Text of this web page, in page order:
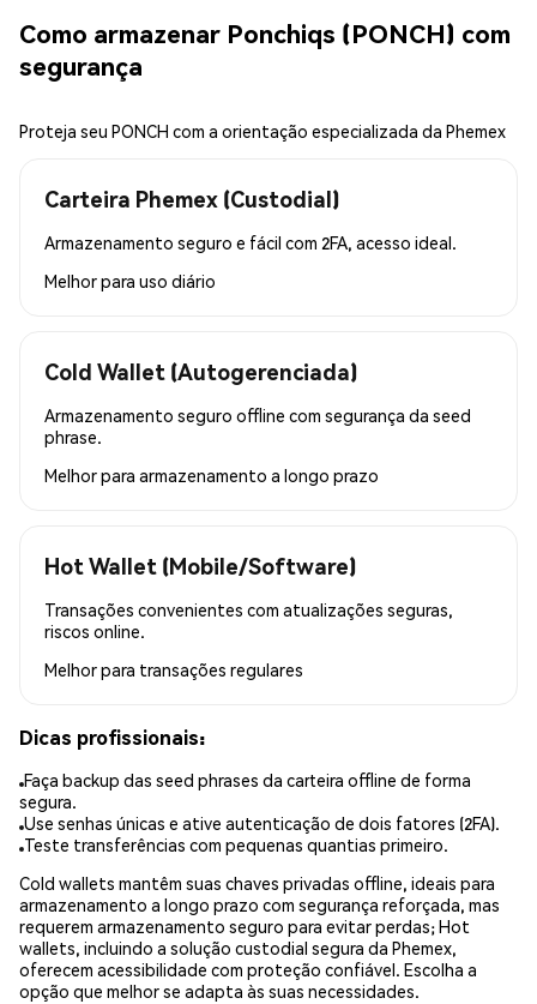
Como armazenar Ponchiqs (PONCH) com
segurança
Proteja seu PONCH com a orientação especializada da Phemex
Carteira Phemex (Custodial)
Armazenamento seguro e fácil com 2FA, acesso ideal.
Melhor para uso diário
Cold Wallet (Autogerenciada)
Armazenamento seguro offline com segurança da seed
phrase.
Melhor para armazenamento a longo prazo
Hot Wallet (Mobile/Software)
Transações convenientes com atualizações seguras,
riscos online.
Melhor para transações regulares
Dicas profissionais:
Faça backup das seed phrases da carteira offline de forma
segura.
Use senhas únicas e ative autenticação de dois fatores (2FA).
Teste transferências com pequenas quantias primeiro.
Cold wallets mantêm suas chaves privadas offline, ideais para
armazenamento a longo prazo com segurança reforçada, mas
requerem armazenamento seguro para evitar perdas; Hot
wallets, incluindo a solução custodial segura da Phemex,
oferecem acessibilidade com proteção confiável. Escolha a
opção que melhor se adapta às suas necessidades.